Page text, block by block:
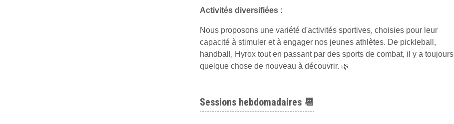
Activités diversifiées :
Nous proposons une variété d'activités sportives, choisies pour leur
capacité à stimuler et à engager nos jeunes athlètes. De pickleball,
handball, Hyrox tout en passant par des sports de combat, il y a toujours
quelque chose de nouveau à découvrir. 🌿
Sessions hebdomadaires 📆